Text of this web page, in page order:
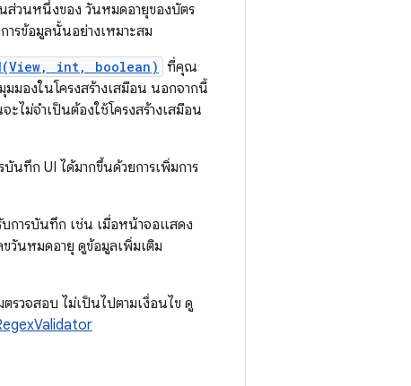
ส่วนหนึ่งของ วันหมดอายุของบัตร
ารข้อมูลนั้นอย่างเหมาะสม
int, boolean) ที่คุณ
มมองในโครงสร้างเสมือน นอกจากนี้
ไม่จําเป็นต้องใช้โครงสร้างเสมือน
นทึก UI ได้มากขึ้นด้วยการเพิ่มการ
บการบันทึก เช่น เมื่อหน้าจอแสดง
ขวันหมดอายุ ดูข้อมูลเพิ่มเติม
รวจสอบ ไม่เป็นไปตามเงื่อนไข ดู